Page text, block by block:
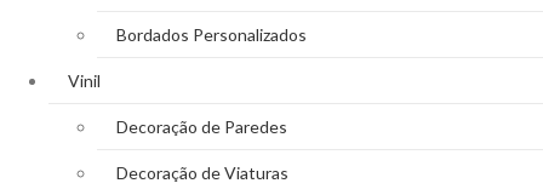
Bordados Personalizados
Vinil
Decoração de Paredes
Decoração de Viaturas